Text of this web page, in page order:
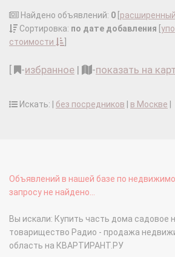
Найдено объявлений: 0
Сортировка: по дате добавления
стоимости
-избранное | -показать на
Искать: | без посредников в Москве
Объявлений в нашей базе по
запросу не найдено...
Вы искали: Купить часть дома садовое
товарищество Радио - продажа
область на КВАРТИРАНТ.РУ